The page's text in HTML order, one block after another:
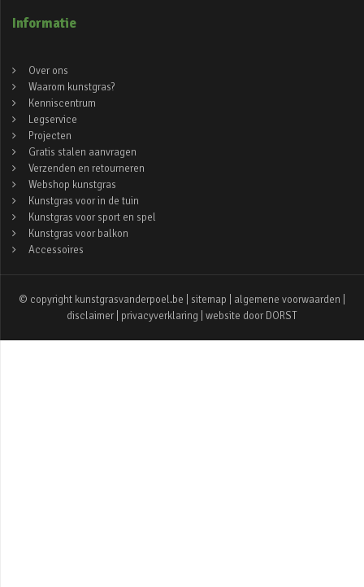
Informatie
Over ons
Waarom kunstgras?
Kenniscentrum
Legservice
Projecten
Gratis stalen aanvragen
Verzenden en retourneren
Webshop kunstgras
Kunstgras voor in de tuin
Kunstgras voor sport en spel
Kunstgras voor balkon
Accessoires
© copyright kunstgrasvanderpoel.be | sitemap algemene voorwaarden
disclaimer
privacyverklaring | website door DORST